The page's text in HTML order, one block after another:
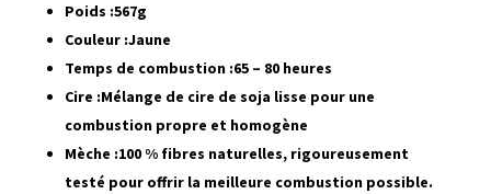
Poids :567g
Couleur :Jaune
Temps de combustion :65 – 80 heures
Cire :Mélange de cire de soja lisse pour une
combustion propre et homogène
Mèche :100 % fibres naturelles, rigoureusement
testé pour offrir la meilleure combustion possible.